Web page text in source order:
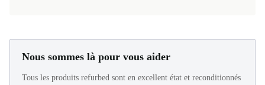
Nous sommes là pour vous aider
Tous les produits refurbed sont en excellent état et reconditionnés